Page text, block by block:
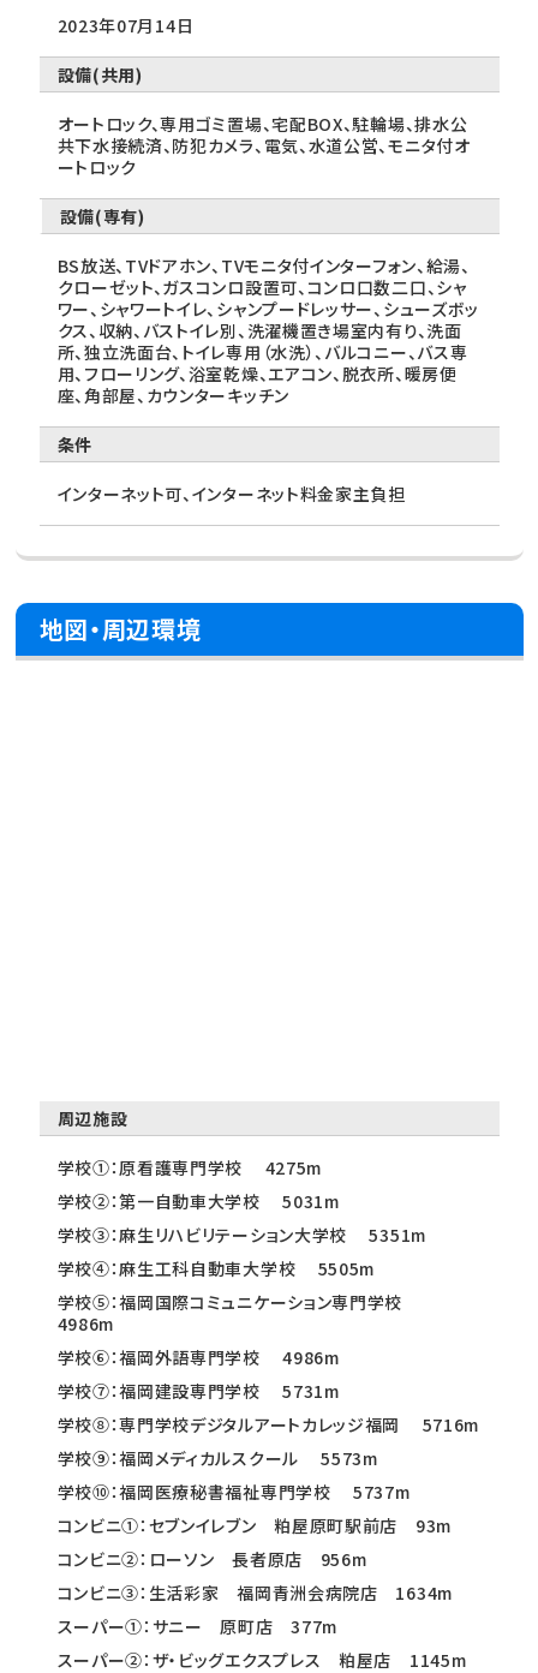
2023年07月14日
設備(共用)
オートロック、専用ゴミ置場、宅配BOX、駐輪場、排水公
共下水接続済、防犯カメラ、電気、水道公営、モニタ付オ
ートロック
設備(専有)
BS放送、TVドアホン、TVモニタ付インターフォン、給湯、
クローゼット、ガスコンロ設置可、コンロ口数二口、シャ
ワー、シャワートイレ、シャンプードレッサー、シューズボッ
クス、収納、バストイレ別、洗濯機置き場室内有り、洗面
所、独立洗面台、トイレ専用（水洗）、バルコニー、バス専
用、フローリング、浴室乾燥、エアコン、脱衣所、暖房便
座、角部屋、カウンターキッチン
条件
インターネット可、インターネット料金家主負担
地図・周辺環境
周辺施設
学校①：原看護専門学校 4275m
学校②：第一自動車大学校 5031m
学校③：麻生リハビリテーション大学校 5351m
学校④：麻生工科自動車大学校 5505m
学校⑤：福岡国際コミュニケーション専門学校
4986m
学校⑥：福岡外語専門学校 4986m
学校⑦：福岡建設専門学校 5731m
学校⑧：専門学校デジタルアートカレッジ福岡 5716m
学校⑨：福岡メディカルスクール 5573m
学校⑩：福岡医療秘書福祉専門学校 5737m
コンビニ①：セブンイレブン 粕屋原町駅前店 93m
コンビニ②：ローソン 長者原店 956m
コンビニ③：生活彩家 福岡青洲会病院店 1634m
スーパー①：サニー 原町店 377m
スーパー②：ザ・ビッグエクスプレス 粕屋店 1145m